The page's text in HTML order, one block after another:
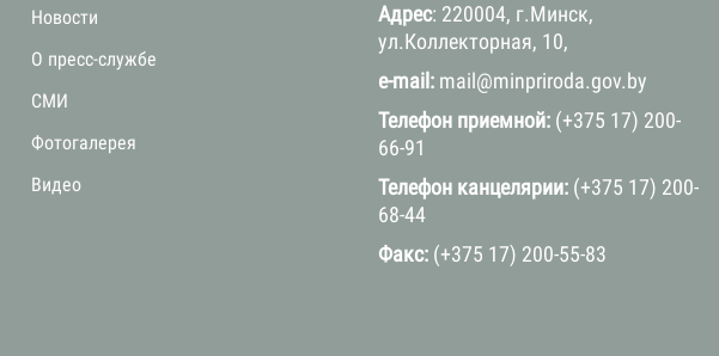
Новости
О пресс-службе
СМИ
Фотогалерея
Видео
Адрес: 220004, г.Минск,
ул.Коллекторная, 10,
e-mail: mail@minpriroda.gov.by
Телефон приемной: (+375 17) 200-
66-91
Телефон канцелярии: (+375 17) 200-
68-44
Факс: (+375 17) 200-55-83